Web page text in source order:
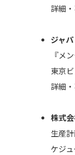
詳細
ジャ
『メ
東京
詳細
株式
生産
ケジ